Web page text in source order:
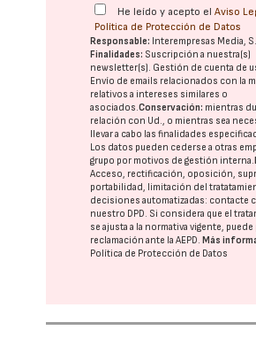
He leído y acepto elAviso
Política de Protección de Datos
Responsable: Interempresas Media,
Finalidades: Suscripción a nuestra(s)
newsletter(s). Gestión de cuenta de
Envío de emails relacionados con la
relativos a intereses similares o
asociados.Conservación: mientras
relación con Ud., o mientras sea
llevar a cabo las finalidades
Los datos pueden cederse a otras
grupo por motivos de gestión interna.
Acceso, rectificación, oposición,
portabilidad, limitación del
decisiones automatizadas: contacte
nuestro DPD. Si considera que el
se ajusta a la normativa vigente,
reclamación ante laAEPD.Más
Política de Protección de Datos